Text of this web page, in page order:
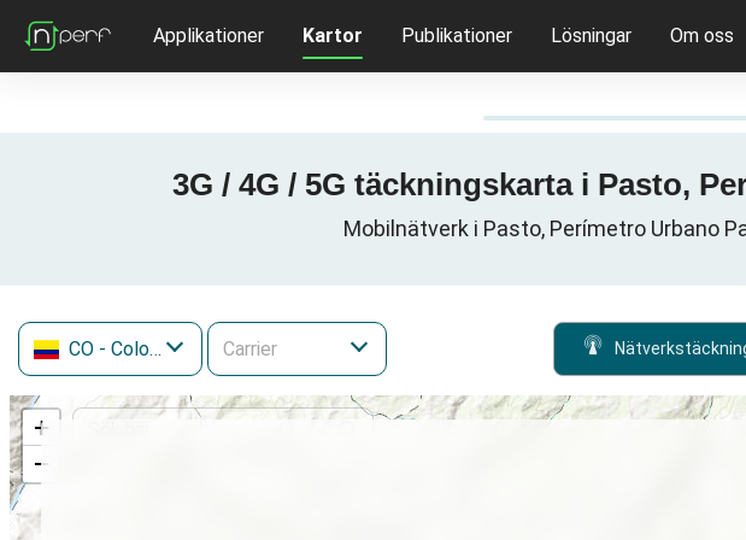
Applikationer Kartor Publikationer Lösningar Om oss
3G / 4G / 5G täckningskarta i Pasto,
Mobilnätverk i Pasto, Perímetro Urbano
CO - Colombia
+
−